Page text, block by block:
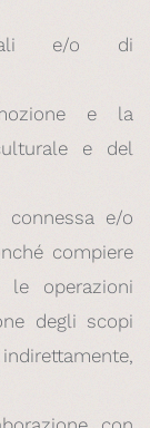
e/o di
e la
e del
connessa e/o
compiere
operazioni
degli scopi